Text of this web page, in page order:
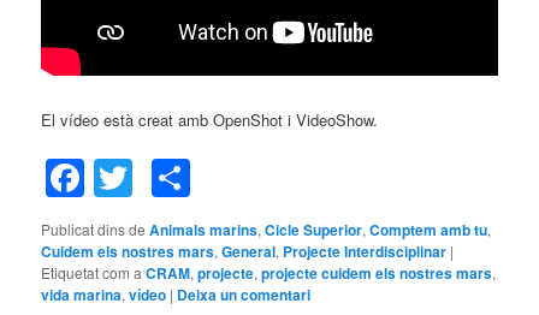
El vídeo està creat amb OpenShot i VideoShow.
Facebook
Twitter
Publicat dins de Animals marins,Cicle Superior,Comptem amb tu,
Cuidem els nostres mars,General, Projecte Interdisciplinar |
Etiquetat com a CRAM,projecte,projecte cuidem els nostres mars,
vida marina,vídeo | Deixa un comentari